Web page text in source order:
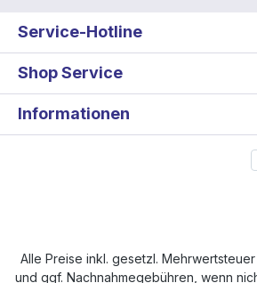
Service-Hotline
Shop Service
Informationen
Alle Preise inkl. gesetzl.
und ggf. Nachnahmegebühren, wenn